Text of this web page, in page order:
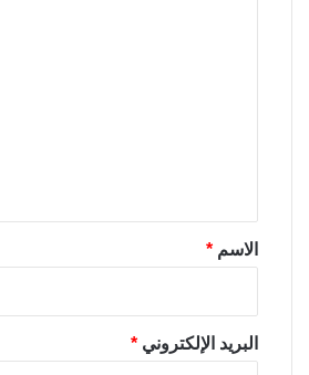
*الاسم *
البريد الإلكتروني *